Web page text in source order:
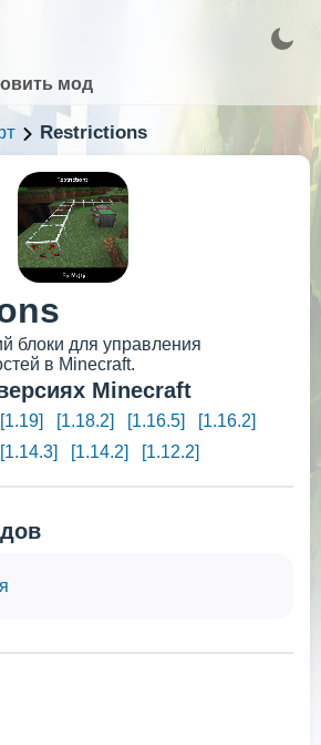
мод
Restrictions
блоки для управления
в Minecraft.
Minecraft
[1.19] [1.18.2] [1.16.5]
[1.16.2]
[1.14.3] [1.14.2] [1.12.2]